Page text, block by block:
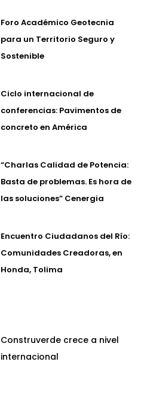
Foro Académico Geotecnia
para un Territorio Seguro y
Sostenible
Ciclo internacional de
conferencias: Pavimentos de
concreto en América
“Charlas Calidad de Potencia:
Basta de problemas. Es hora de
las soluciones” Cenergia
Encuentro Ciudadanos del Río:
Comunidades Creadoras, en
Honda, Tolima
Construverde crece a nivel
internacional